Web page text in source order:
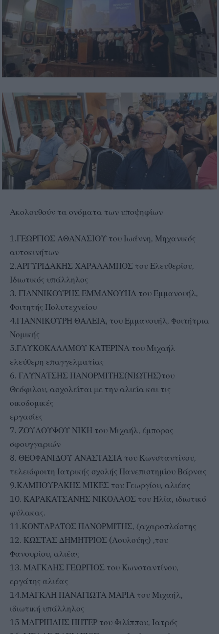
Ακολουθούν τα ονόματα των υποψηφίων
1.ΓΕΩΡΓΙΟΣ ΑΘΑΝΑΣΙΟΥ του Ιωάννη, Μηχανικός
αυτοκινήτων
2.ΑΡΓΥΡΙΔΑΚΗΣ ΧΑΡΑΛΑΜΠΟΣ του Ελευθερίου,
Ιδιωτικός υπάλληλος
3. ΓΙΑΝΝΙΚΟΥΡΗΣ ΕΜΜΑΝΟΥΗΛ του Εμμανουήλ,
Φοιτητής Πολυτεχνείου
4.ΓΙΑΝΝΙΚΟΥΡΗ ΘΑΛΕΙΑ, του Εμμανουήλ, Φοιτήτρια
Νομικής
5.ΓΛΥΚΟΚΑΛΑΜΟΥ ΚΑΤΕΡΙΝΑ του Μιχαήλ
ελεύθερη επαγγελματίας
6. ΓΛΥΝΑΤΣΗΣ ΠΑΝΟΡΜΙΤΗΣ(ΝΙΩΤΗΣ)του
Θεόφιλου, ασχολείται με την αλιεία και τις
οικοδομικές
εργασίες
7. ΖΟΥΛΟΥΦΟΥ ΝΙΚΗ του Μιχαήλ, έμπορος
σφουγγαριών
8. ΘΕΟΦΑΝΙΔΟΥ ΑΝΑΣΤΑΣΙΑ του Κωνσταντίνου,
τελειόφοιτη Ιατρικής σχολής Πανεπιστημίου Βάρνας
9.ΚΑΜΠΟΥΡΑΚΗΣ ΜΙΚΕΣ του Γεωργίου, αλιέας
10. ΚΑΡΑΚΑΤΣΑΝΗΣ ΝΙΚΟΛΑΟΣ του Ηλία, ιδιωτικό
φύλακας.
11.ΚΟΝΤΑΡΑΤΟΣ ΠΑΝΟΡΜΙΤΗΣ, ζαχαροπλάστης
12. ΚΩΣΤΑΣ ΔΗΜΗΤΡΙΟΣ (Λουλούης) ,του
Φανουρίου, αλιέας
13. ΜΑΓΚΛΗΣ ΓΕΩΡΓΙΟΣ του Κωνσταντίνου,
εργάτης αλιέας
14.ΜΑΓΚΛΗ ΠΑΝΑΓΙΩΤΑ ΜΑΡΙΑ του Μιχαήλ,
ιδιωτική υπάλληλος
15 ΜΑΓΡΙΠΛΗΣ ΠΗΤΕΡ του Φιλίππου, Ιατρός